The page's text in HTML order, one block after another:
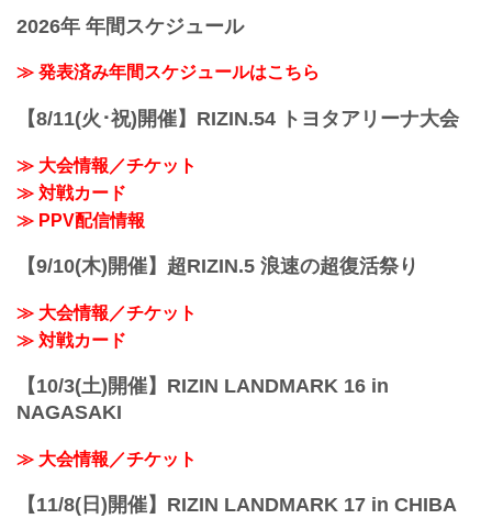
りんかい線 「東京テレポート」駅 徒歩5
バスでお越しの方
都営バス 「東京テレポート駅前」バス停
東京BRT 「東京テレポート」バス停 徒...
RIZIN MMAルール：5分3R（61.0kg）
伊藤裕樹 vs. アリベク・ガジャマトフ
伊藤裕樹 vs....
2026年 年間スケジュール
≫ 発表済み年間スケジュールはこちら
【8/11(火･祝)開催】RIZIN.54 トヨタアリーナ大会
≫ 大会情報／チケット
≫ 対戦カード
≫ PPV配信情報
【9/10(木)開催】超RIZIN.5 浪速の超復活祭り
≫ 大会情報／チケット
≫ 対戦カード
【10/3(土)開催】RIZIN LANDMARK 16 in
NAGASAKI
≫ 大会情報／チケット
【11/8(日)開催】RIZIN LANDMARK 17 in CHIBA